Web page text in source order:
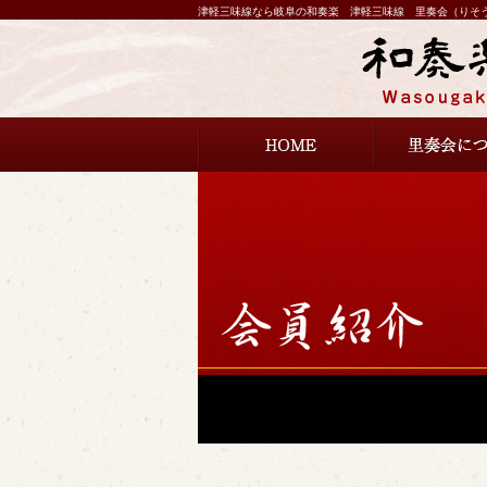
津軽三味線なら岐阜の和奏楽 津軽三味線 里奏会（りそ